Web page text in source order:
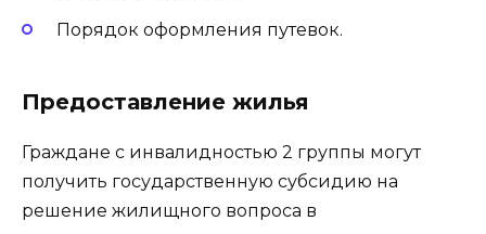
Порядок оформления путевок.
Предоставление жилья
Граждане с инвалидностью 2 группы могут
получить государственную субсидию на
решение жилищного вопроса в